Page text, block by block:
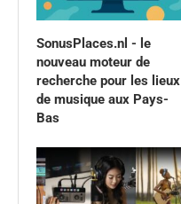
SonusPlaces.nl - le
nouveau moteur de
recherche pour les lieux
de musique aux Pays-
Bas